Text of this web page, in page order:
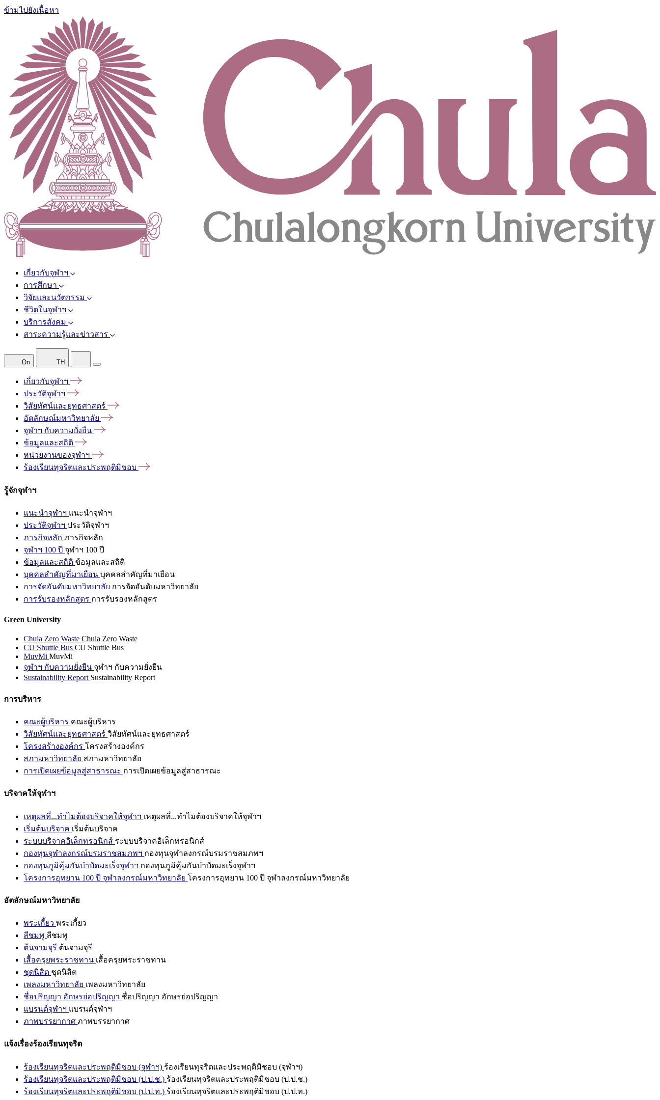
ข้ามไปยังเนื้อหา
เกี่ยวกับจุฬาฯ
การศึกษา
วิจัยและนวัตกรรม
ชีวิตในจุฬาฯ
บริการสังคม
สาระความรู้และข่าวสาร
On TH
เกี่ยวกับจุฬาฯ
ประวัติจุฬาฯ
วิสัยทัศน์และยุทธศาสตร์
อัตลักษณ์มหาวิทยาลัย
จุฬาฯ กับความยั่งยืน
ข้อมูลและสถิติ
หน่วยงานของจุฬาฯ
ร้องเรียนทุจริตและประพฤติมิชอบ
รู้จักจุฬาฯ
แนะนำจุฬาฯ แนะนำจุฬาฯ
ประวัติจุฬาฯ ประวัติจุฬาฯ
ภารกิจหลัก ภารกิจหลัก
จุฬาฯ 100 ปี จุฬาฯ 100 ปี
ข้อมูลและสถิติ ข้อมูลและสถิติ
บุคคลสำคัญที่มาเยือน บุคคลสำคัญที่มาเยือน
การจัดอันดับมหาวิทยาลัย การจัดอันดับมหาวิทยาลัย
การรับรองหลักสูตร การรับรองหลักสูตร
Green University
Chula Zero Waste Chula Zero Waste
CU Shuttle Bus CU Shuttle Bus
MuvMi MuvMi
จุฬาฯ กับความยั่งยืน จุฬาฯ กับความยั่งยืน
Sustainability Report Sustainability Report
การบริหาร
คณะผู้บริหาร คณะผู้บริหาร
วิสัยทัศน์และยุทธศาสตร์ วิสัยทัศน์และยุทธศาสตร์
โครงสร้างองค์กร โครงสร้างองค์กร
สภามหาวิทยาลัย สภามหาวิทยาลัย
การเปิดเผยข้อมูลสู่สาธารณะ การเปิดเผยข้อมูลสู่สาธารณะ
บริจาคให้จุฬาฯ
เหตุผลที่...ทำไมต้องบริจาคให้จุฬาฯ เหตุผลที่...ทำไมต้องบริจาคให้จุฬาฯ
เริ่มต้นบริจาค เริ่มต้นบริจาค
ระบบบริจาคอิเล็กทรอนิกส์ ระบบบริจาคอิเล็กทรอนิกส์
กองทุนจุฬาลงกรณ์บรมราชสมภพฯ กองทุนจุฬาลงกรณ์บรมราชสมภพฯ
กองทุนภูมิคุ้มกันบำบัดมะเร็งจุฬาฯ กองทุนภูมิคุ้มกันบำบัดมะเร็งจุฬาฯ
โครงการอุทยาน 100 ปี จุฬาลงกรณ์มหาวิทยาลัย โครงการอุทยาน 100 ปี จุฬาลงกรณ์มหาวิทยาลัย
อัตลักษณ์มหาวิทยาลัย
พระเกี้ยว พระเกี้ยว
สีชมพู สีชมพู
ต้นจามจุรี ต้นจามจุรี
เสื้อครุยพระราชทาน เสื้อครุยพระราชทาน
ชุดนิสิต ชุดนิสิต
เพลงมหาวิทยาลัย เพลงมหาวิทยาลัย
ชื่อปริญญา อักษรย่อปริญญา ชื่อปริญญา อักษรย่อปริญญา
แบรนด์จุฬาฯ แบรนด์จุฬาฯ
ภาพบรรยากาศ ภาพบรรยากาศ
แจ้งเรื่องร้องเรียนทุจริต
ร้องเรียนทุจริตและประพฤติมิชอบ (จุฬาฯ) ร้องเรียนทุจริตและประพฤติมิชอบ (จุฬาฯ)
ร้องเรียนทุจริตและประพฤติมิชอบ (ป.ป.ช.) ร้องเรียนทุจริตและประพฤติมิชอบ (ป.ป.ช.)
ร้องเรียนทุจริตและประพฤติมิชอบ (ป.ป.ท.) ร้องเรียนทุจริตและประพฤติมิชอบ (ป.ป.ท.)